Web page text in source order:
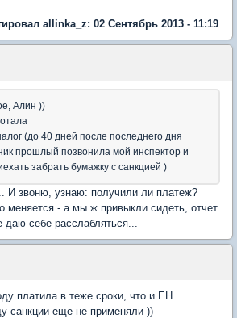
allinka_z: 02 Сентябрь 2013 - 11:19
Алин ))
(до 40 дней после последнего дня
прошлый позвонила мой инспектор и
забрать бумажку с санкцией )
И звоню, узнаю: получили ли платеж?
меняется - а мы ж привыкли сидеть, отчет
даю себе расслабляться...
платила в теже сроки, что и ЕН
санкции еще не применяли ))